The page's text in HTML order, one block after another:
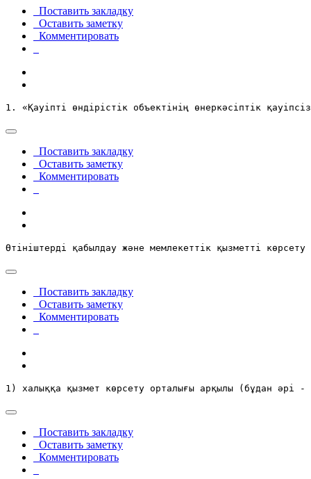
Поставить закладку
Оставить заметку
Комментировать
1 . «Қауіпті өндірістік объектінің өнеркәсіптік
Поставить закладку
Оставить заметку
Комментировать
Өтініштерді қабылдау және мемлекеттік қызметті
Поставить закладку
Оставить заметку
Комментировать
1) халыққа қызмет көрсету орталығы арқылы (бұдан әрі
Поставить закладку
Оставить заметку
Комментировать